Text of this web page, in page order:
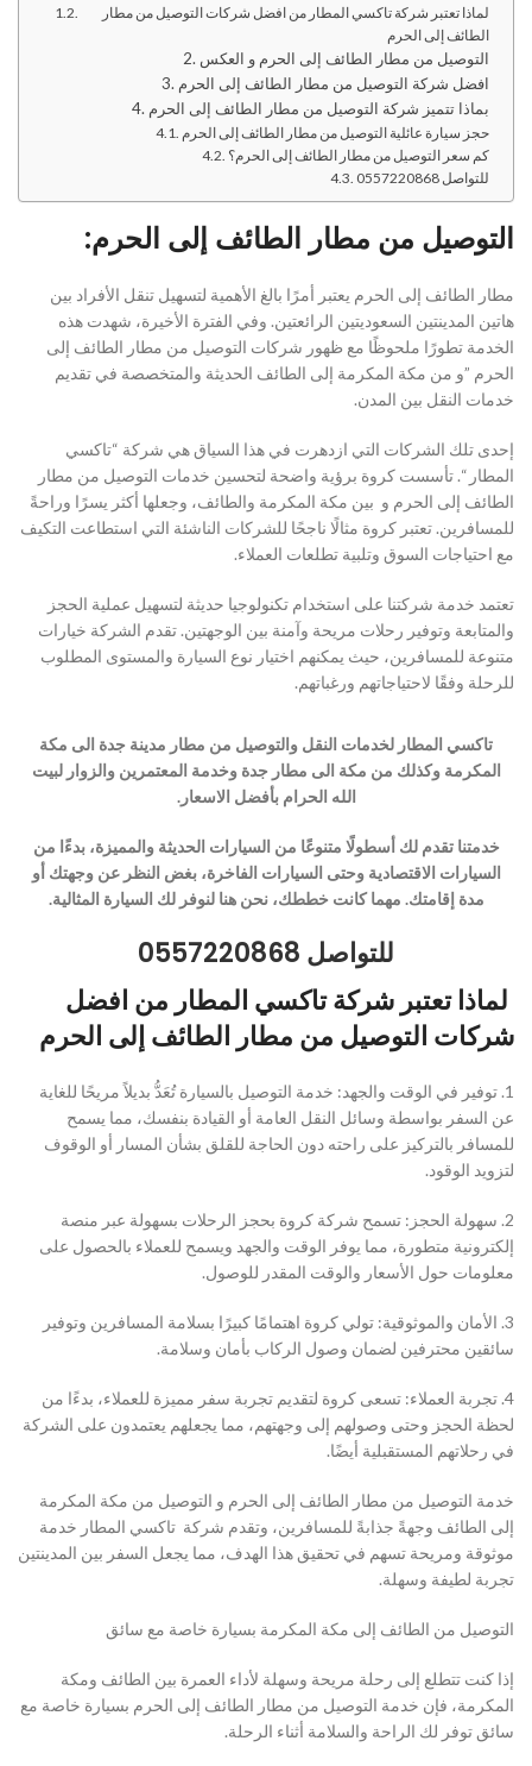
الطائف إلى الحرم
التوصيل من مطار الطائف إلى الحرم و العكس
افضل شركة التوصيل من مطار الطائف إلى الحرم
بماذا تتميز شركة التوصيل من مطار الطائف إلى الحرم
حجز سيارة عائلية التوصيل من مطار الطائف إلى الحرم
كم سعر التوصيل من مطار الطائف إلى الحرم؟
للتواصل 0557220868
التوصيل من مطار الطائف إلى الحرم:
مطار الطائف إلى الحرم يعتبر أمرًا بالغ الأهمية لتسهيل تنقل الأفراد بين
هاتين المدينتين السعوديتين الرائعتين. وفي الفترة الأخيرة، شهدت هذه
الخدمة تطورًا ملحوظًا مع ظهور شركات التوصيل من مطار الطائف إلى
الحرم ”و من مكة المكرمة إلى الطائف الحديثة والمتخصصة في تقديم
خدمات النقل بين المدن.
إحدى تلك الشركات التي ازدهرت في هذا السياق هي شركة “تاكسي
المطار “. تأسست كروة برؤية واضحة لتحسين خدمات التوصيل من مطار
الطائف إلى الحرم و بين مكة المكرمة والطائف، وجعلها أكثر يسرًا وراحةً
للمسافرين. تعتبر كروة مثالًا ناجحًا للشركات الناشئة التي استطاعت التكيف
مع احتياجات السوق وتلبية تطلعات العملاء.
تعتمد خدمة شركتنا على استخدام تكنولوجيا حديثة لتسهيل عملية الحجز
والمتابعة وتوفير رحلات مريحة وآمنة بين الوجهتين. تقدم الشركة خيارات
متنوعة للمسافرين، حيث يمكنهم اختيار نوع السيارة والمستوى المطلوب
للرحلة وفقًا لاحتياجاتهم ورغباتهم.
تاكسي المطار لخدمات النقل والتوصيل من مطار مدينة جدة الى مكة
المكرمة وكذلك من مكة الى مطار جدة وخدمة المعتمرين والزوار لبيت
الله الحرام بأفضل الاسعار.
خدمتنا تقدم لك أسطولًا متنوعًا من السيارات الحديثة والمميزة، بدءًا من
السيارات الاقتصادية وحتى السيارات الفاخرة، بغض النظر عن وجهتك أو
مدة إقامتك. مهما كانت خططك، نحن هنا لنوفر لك السيارة المثالية.
للتواصل 0557220868
لماذا تعتبر شركة تاكسي المطار من افضل
شركات التوصيل من مطار الطائف إلى الحرم
1. توفير في الوقت والجهد: خدمة التوصيل بالسيارة تُعَدُّ بديلاً مريحًا للغاية
عن السفر بواسطة وسائل النقل العامة أو القيادة بنفسك، مما يسمح
للمسافر بالتركيز على راحته دون الحاجة للقلق بشأن المسار أو الوقوف
لتزويد الوقود.
2. سهولة الحجز: تسمح شركة كروة بحجز الرحلات بسهولة عبر منصة
إلكترونية متطورة، مما يوفر الوقت والجهد ويسمح للعملاء بالحصول على
معلومات حول الأسعار والوقت المقدر للوصول.
3. الأمان والموثوقية: تولي كروة اهتمامًا كبيرًا بسلامة المسافرين وتوفير
سائقين محترفين لضمان وصول الركاب بأمان وسلامة.
4. تجربة العملاء: تسعى كروة لتقديم تجربة سفر مميزة للعملاء، بدءًا من
لحظة الحجز وحتى وصولهم إلى وجهتهم، مما يجعلهم يعتمدون على الشركة
في رحلاتهم المستقبلية أيضًا.
خدمة التوصيل من مطار الطائف إلى الحرم و التوصيل من مكة المكرمة
إلى الطائف وجهةً جذابةً للمسافرين، وتقدم شركة تاكسي المطار خدمة
موثوقة ومريحة تسهم في تحقيق هذا الهدف، مما يجعل السفر بين المدينتين
تجربة لطيفة وسهلة.
التوصيل من الطائف إلى مكة المكرمة بسيارة خاصة مع سائق
إذا كنت تتطلع إلى رحلة مريحة وسهلة لأداء العمرة بين الطائف ومكة
المكرمة، فإن خدمة التوصيل من مطار الطائف إلى الحرم بسيارة خاصة مع
سائق توفر لك الراحة والسلامة أثناء الرحلة.